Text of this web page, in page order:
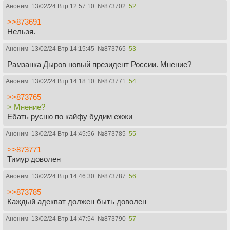
Аноним 13/02/24 Втр 12:57:10 №873702 52
>>873691
Нельзя.
Аноним 13/02/24 Втр 14:15:45 №873765 53
Рамзанка Дыров новый президент России. Мнение?
Аноним 13/02/24 Втр 14:18:10 №873771 54
>>873765
> Мнение?
Ебать русню по кайфу будим ежжи
Аноним 13/02/24 Втр 14:45:56 №873785 55
>>873771
Тимур доволен
Аноним 13/02/24 Втр 14:46:30 №873787 56
>>873785
Каждый адекват должен быть доволен
Аноним 13/02/24 Втр 14:47:54 №873790 57